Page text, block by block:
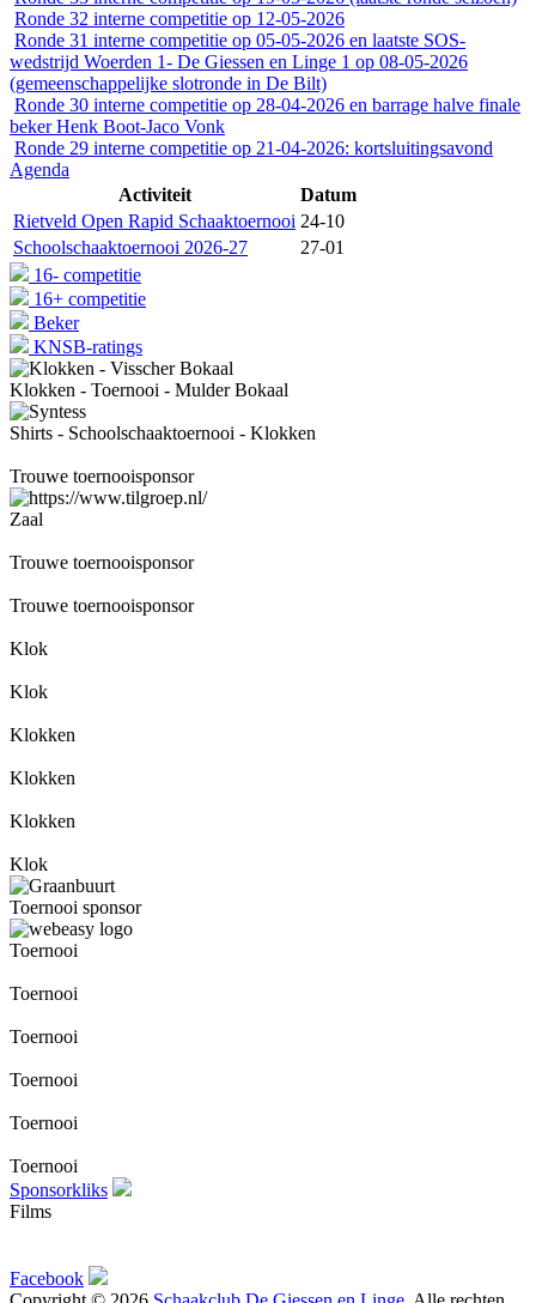
Ronde 32 interne competitie op 12-05-2026
Ronde 31 interne competitie op 05-05-2026 en laatste SOS-
wedstrijd Woerden 1- De Giessen en Linge 1 op 08-05-2026
(gemeenschappelijke slotronde in De Bilt)
Ronde 30 interne competitie op 28-04-2026 en barrage halve finale
beker Henk Boot-Jaco Vonk
Ronde 29 interne competitie op 21-04-2026: kortsluitingsavond
Agenda
Activiteit
Datum
Rietveld Open Rapid Schaaktoernooi 24-10
Schoolschaaktoernooi 2026-27
27-01
16- competitie
16+ competitie
Beker
KNSB-ratings
Klokken - Toernooi - Mulder Bokaal
Shirts - Schoolschaaktoernooi - Klokken
Trouwe toernooisponsor
Zaal
Trouwe toernooisponsor
Trouwe toernooisponsor
Klok
Klok
Klokken
Klokken
Klokken
Klok
Toernooi sponsor
Toernooi
Toernooi
Toernooi
Toernooi
Toernooi
Toernooi
Sponsorkliks
Films
Facebook